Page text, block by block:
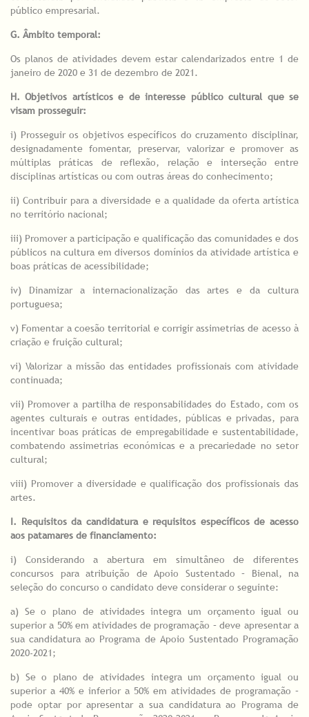
público empresarial.
G. Âmbito temporal:
Os planos de atividades devem estar calendarizados entre 1 de
janeiro de 2020 e 31 de dezembro de 2021.
H. Objetivos artísticos e de interesse público cultural que se
visam prosseguir:
i) Prosseguir os objetivos específicos do cruzamento disciplinar,
designadamente fomentar, preservar, valorizar e promover as
múltiplas práticas de reflexão, relação e interseção entre
disciplinas artísticas ou com outras áreas do conhecimento;
ii) Contribuir para a diversidade e a qualidade da oferta artística
no território nacional;
iii) Promover a participação e qualificação das comunidades e dos
públicos na cultura em diversos domínios da atividade artística e
boas práticas de acessibilidade;
iv) Dinamizar a internacionalização das artes e da cultura
portuguesa;
v) Fomentar a coesão territorial e corrigir assimetrias de acesso à
criação e fruição cultural;
vi) Valorizar a missão das entidades profissionais com atividade
continuada;
vii) Promover a partilha de responsabilidades do Estado, com os
agentes culturais e outras entidades, públicas e privadas, para
incentivar boas práticas de empregabilidade e sustentabilidade,
combatendo assimetrias económicas e a precariedade no setor
cultural;
viii) Promover a diversidade e qualificação dos profissionais das
artes.
I. Requisitos da candidatura e requisitos específicos de acesso
aos patamares de financiamento:
i) Considerando a abertura em simultâneo de diferentes
concursos para atribuição de Apoio Sustentado – Bienal, na
seleção do concurso o candidato deve considerar o seguinte:
a) Se o plano de atividades integra um orçamento igual ou
superior a 50% em atividades de programação – deve apresentar a
sua candidatura ao Programa de Apoio Sustentado Programação
2020-2021;
b) Se o plano de atividades integra um orçamento igual ou
superior a 40% e inferior a 50% em atividades de programação –
pode optar por apresentar a sua candidatura ao Programa de